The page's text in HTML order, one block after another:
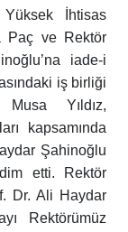
İhtisas
Paç ve Rektör
iade-i
iş birliği
Yıldız,
kapsamında
Şahinoğlu
etti. Rektör
Dr. Ali Haydar
Rektörümüz